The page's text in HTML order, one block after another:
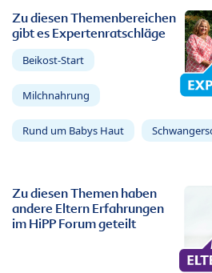
Zu diesen Themenbereichen
gibt es Expertenratschläge
Beikost-Start
Milchnahrung
Rund um Babys Haut
Zu diesen Themen haben
andere Eltern Erfahrungen
im HiPP Forum geteilt